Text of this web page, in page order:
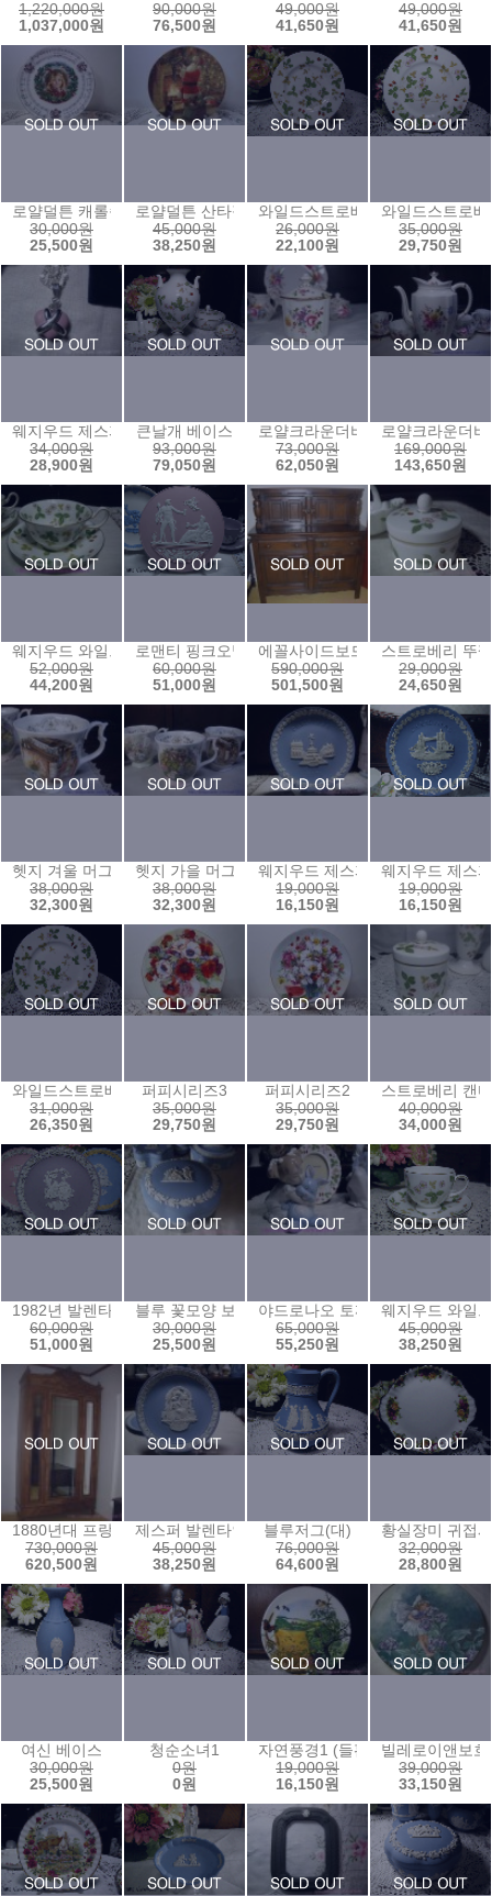
1,220,000원
1,037,000원
90,000원
76,500원
49,000원
41,650원
49,000원
41,650원
로얄덜튼 캐롤송접시1
30,000원
25,500원
로얄덜튼 산타접시1
45,000원
38,250원
와일드스트로베리 케익접시(15센
26,000원
22,100원
와일드스트로
35,000원
29,750원
웨지우드 제스퍼 쥬얼리2 (*펜던트만*)
34,000원
28,900원
큰날개 베이스
93,000원
79,050원
로얄크라운더비 잼팟1
73,000원
62,050원
로얄크라운더
169,000원
143,650원
웨지우드 와일드스트로베리 피오니잔
52,000원
44,200원
로맨티 핑크오발원 플레이트
60,000원
51,000원
에꼴사이드보드♤
590,000원
501,500원
스트로베리 뚜
29,000원
24,650원
헷지 겨울 머그
38,000원
32,300원
헷지 가을 머그
38,000원
32,300원
웨지우드 제스퍼 1971년 크리스
19,000원
16,150원
웨지우드 제스
19,000원
16,150원
와일드스트로베리 샐러드접시(21센티)
31,000원
26,350원
퍼피시리즈3
35,000원
29,750원
퍼피시리즈2
35,000원
29,750원
스트로베리 캔
40,000원
34,000원
1982년 발렌타인
60,000원
51,000원
블루 꽃모양 보석함3
30,000원
25,500원
야드로나오 토끼와아기
65,000원
55,250원
웨지우드 와일
45,000원
38,250원
1880년대 프랑스엔틱 옷장
730,000원
620,500원
제스퍼 발렌타인 1994년 플레이트
45,000원
38,250원
블루저그(대)
76,000원
64,600원
황실장미 귀접시
32,000원
28,800원
여신 베이스
30,000원
25,500원
청순소녀1
0원
0원
자연풍경1 (들판과 작은새)
19,000원
16,150원
빌레로이앤보
39,000원
33,150원